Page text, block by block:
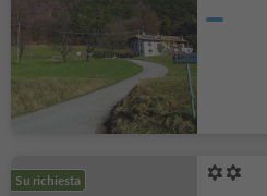
Su richiesta